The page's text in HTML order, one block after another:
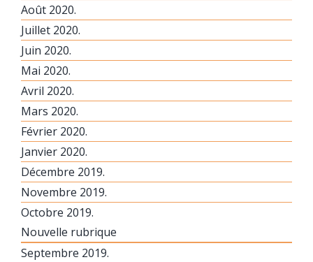
Août 2020.
Juillet 2020.
Juin 2020.
Mai 2020.
Avril 2020.
Mars 2020.
Février 2020.
Janvier 2020.
Décembre 2019.
Novembre 2019.
Octobre 2019.
Nouvelle rubrique
Septembre 2019.